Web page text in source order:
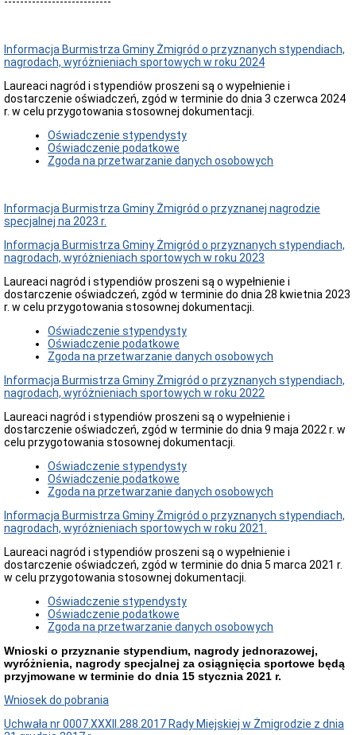
o
stanie
zapewnienia
dostepności
podmiotu
publicznego
spraw
Urzędzie
Przetargi
zakupowa
Zamówienia
publiczne
Konkursy
Dzierżawa
teletechnicznej
o
udzielenie
zamówień
publicznych
Rozstrzygnięcia
zamówienia
publiczne
Pojazdy
Nieruchomości
Zamówienia
publiczne
-
poniżej
netto
Spółdzielnia
Mieszkaniowa
w
Żmigrodzie
Spółdzielnia
w
Informacja Burmistrza Gminy Żmigród o przyznanych stypendiach,
nagrodach, wyróżnieniach sportowych w roku 2024
Laureaci nagród i stypendiów proszeni są o wypełnienie i
dostarczenie oświadczeń, zgód w terminie do dnia 3 czerwca 2024
r. w celu przygotowania stosownej dokumentacji.
Oświadczenie stypendysty
Oświadczenie podatkowe
Zgoda na przetwarzanie danych osobowych
Informacja Burmistrza Gminy Żmigród o przyznanej nagrodzie
specjalnej na 2023 r.
Informacja Burmistrza Gminy Żmigród o przyznanych stypendiach,
nagrodach, wyróżnieniach sportowych w roku 2023
Laureaci nagród i stypendiów proszeni są o wypełnienie i
dostarczenie oświadczeń, zgód w terminie do dnia 28 kwietnia 2023
r. w celu przygotowania stosownej dokumentacji.
Oświadczenie stypendysty
Oświadczenie podatkowe
Zgoda na przetwarzanie danych osobowych
Informacja Burmistrza Gminy Żmigród o przyznanych stypendiach,
nagrodach, wyróżnieniach sportowych w roku 2022
Laureaci nagród i stypendiów proszeni są o wypełnienie i
dostarczenie oświadczeń, zgód w terminie do dnia 9 maja 2022 r. w
celu przygotowania stosownej dokumentacji.
Oświadczenie stypendysty
Oświadczenie podatkowe
Zgoda na przetwarzanie danych osobowych
Informacja Burmistrza Gminy Żmigród o przyznanych stypendiach,
nagrodach, wyróżnieniach sportowych w roku 2021.
Laureaci nagród i stypendiów proszeni są o wypełnienie i
dostarczenie oświadczeń, zgód w terminie do dnia 5 marca 2021 r.
w celu przygotowania stosownej dokumentacji.
Oświadczenie stypendysty
Oświadczenie podatkowe
Zgoda na przetwarzanie danych osobowych
Wnioski o przyznanie stypendium, nagrody jednorazowej,
wyróżnienia, nagrody specjalnej za osiągnięcia sportowe będą
przyjmowane w terminie do dnia 15 stycznia 2021 r.
Wniosek do pobrania
Uchwała nr 0007.XXXII.288.2017 Rady Miejskiej w Żmigrodzie z dnia